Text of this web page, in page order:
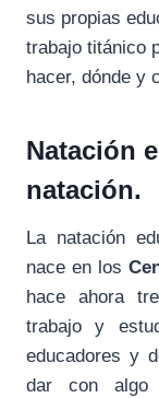
sus propias
trabajo titánico
hacer, dónde y
Natación
natación.
La natación
nace en los
hace ahora
trabajo y
educadores y
dar con algo